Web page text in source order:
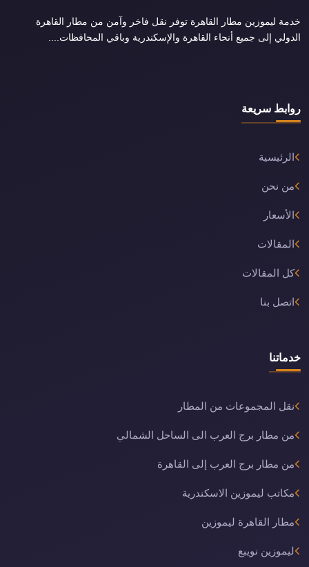
خدمة ليموزين مطار القاهرة توفر نقل فاخر وآمن من مطار القاهرة
الدولي إلى جميع أنحاء القاهرة والإسكندرية وباقي المحافظات....
روابط سريعة
الرئيسية
من نحن
الأسعار
المقالات
كل المقالات
اتصل بنا
خدماتنا
نقل المجموعات من المطار
من مطار برج العرب الى الساحل الشمالي
من مطار برج العرب إلى القاهرة
مكاتب ليموزين الاسكندرية
مطار القاهرة ليموزين
ليموزين نويبع